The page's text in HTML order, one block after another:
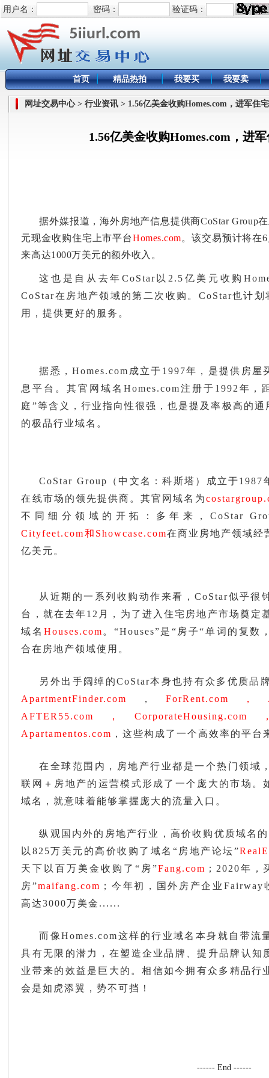
用户名： 密码： 验证码：
首页 精品热拍 我要买 我要卖
网址交易中心 > 行业资讯 > 1.56亿美金收购Homes.com，进军住
1.56亿美金收购Homes.com，进
据外媒报道，海外房地产信息提供商CoStar Group
元现金收购住宅上市平台Homes.com。该交易预计将在
来高达1000万美元的额外收入。
这也是自从去年CoStar以2.5亿美元收购
CoStar在房地产领域的第二次收购。CoStar也计划
用，提供更好的服务。
据悉，Homes.com成立于1997年 ， 是提供房屋
息平台。其官网域名 Homes.com注册于 1992年，
庭”等含义，行业指向性很强，也是提及率极高的
的极品行业域名。
CoStar Group（中文名：科斯塔）成立于1987
在线市场的领先提供商。其官网域名为
不同细分领域的开拓：多年来，CoStar
Cityfeet.com和Showcase.com在商业房地产领域经
亿美元。
从近期的一系列收购动作来看，CoStar似乎很
台，就在去年12月，为了进入住宅房地产市场奠定
域名 Houses.com 。“Houses”是“房子“单词的复
合在房地产领域使用。
另外出手阔绰的CoStar本身也持有众多优质品
ApartmentFinder.com
，ForRent.com，
AFTER55.com，CorporateHousing.com
Apartamentos.com ，这些构成了一个高效率的平台
在全球范围内， 房地产行业都是一个热门领域
联网＋房地产的运营模式形成了一个庞大的市场。
域名，就意味着能够掌握庞大的流量入口。
纵观国内外的房地产行业，高价收购优质域名
以825万美元的高价收购了域名“房地产论坛”
天下以百万美金收购了“房”Fang.com ；2020年
房”maifang.com ；今年初，国外房产企业Fairway
高达3000万美金......
而像Homes.com这样的行业域名本身就自带流
具有无限的潜力， 在 塑造企业品牌、提升品牌认知
业带来的效益是巨大的。相信如今拥有众多精品行
会是如虎添翼，势不可挡！
------ End ------